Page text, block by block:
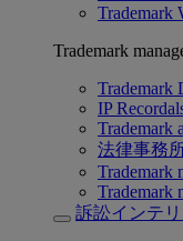
Trademark
Trademark
Trademark
IP
Trademark
法律事務
Trademark
Trademark
訴訟インテ